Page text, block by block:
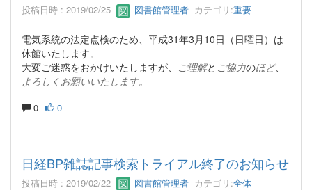
投稿日時 : 2019/02/25 図書館管理者 カテゴリ:重要
電気系統の法定点検のため、平成31年3月10日（日曜日）は
休館いたします。
大変ご迷惑をおかけいたしますが、 ご理解と ご協力のほど、
よろしくお願いいたします。
0 0
日経BP雑誌記事検索トライアル終了のお知らせ
投稿日時 : 2019/02/22 図書館管理者 カテゴリ:全体